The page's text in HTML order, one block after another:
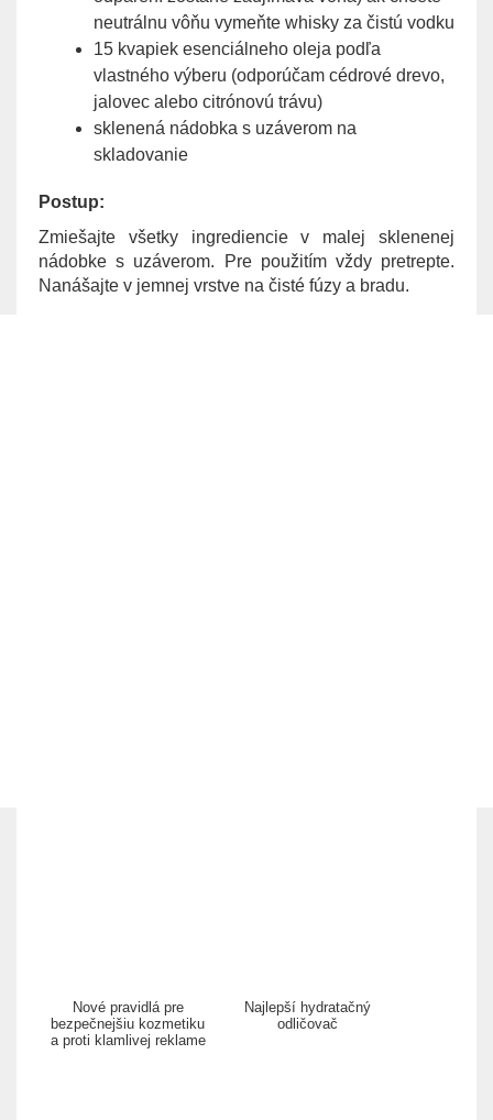
neutrálnu vôňu vymeňte whisky za čistú vodku
15 kvapiek esenciálneho oleja podľa
vlastného výberu (odporúčam cédrové drevo,
jalovec alebo citrónovú trávu)
sklenená nádobka s uzáverom na
skladovanie
Postup:
Zmiešajte všetky ingrediencie v malej sklenenej
nádobke s uzáverom. Pre použitím vždy pretrepte.
Nanášajte v jemnej vrstve na čisté fúzy a bradu.
Nové pravidlá pre
bezpečnejšiu kozmetiku
a proti klamlivej reklame
Najlepší hydratačný
odličovač